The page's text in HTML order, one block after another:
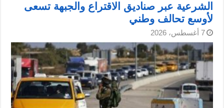
الشرعية عبر صناديق الاقتراع والجبهة تسعى
لأوسع تحالف وطني
7 أغسطس، 2026